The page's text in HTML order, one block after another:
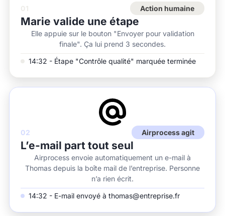
Action humaine
Marie valide une étape
Elle appuie sur le bouton "Envoyer pour validation
finale". Ça lui prend 3 secondes.
14:32 - Étape "Contrôle qualité" marquée terminée
02 Airprocess agit
L’e-mail part tout seul
Airprocess envoie automatiquement un e-mail à
Thomas depuis la boîte mail de l’entreprise. Personne
n’a rien écrit.
14:32 - E-mail envoyé à thomas@entreprise.fr